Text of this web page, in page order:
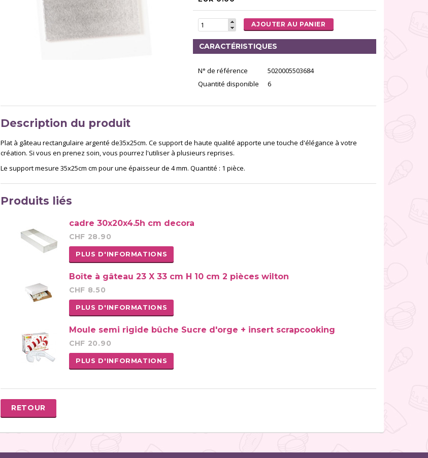
AJOUTER AU PANIER
CARACTÉRISTIQUES
N° de référence
5020005503684
Quantité disponible
6
Description du produit
Plat à gâteau rectangulaire argenté de35x25cm. Ce support de haute qualité apporte une touche d'élégance à votre
création. Si vous en prenez soin, vous pourrez l'utiliser à plusieurs reprises.
Le support mesure 35x25cm cm pour une épaisseur de 4 mm. Quantité : 1 pièce.
Produits liés
cadre 30x20x4.5h cm decora
CHF 28.90
PLUS D'INFORMATIONS
Boîte à gâteau 23 X 33 cm H 10 cm 2 pièces wilton
CHF 8.50
PLUS D'INFORMATIONS
Moule semi rigide bûche Sucre d'orge + insert scrapcooking
CHF 20.90
PLUS D'INFORMATIONS
RETOUR